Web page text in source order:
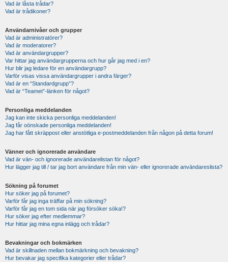
Vad är låsta trådar?
Vad är trådikoner?
Användarnivåer och grupper
Vad är administratörer?
Vad är moderatorer?
Vad är användargrupper?
Var hittar jag användargrupperna och hur går jag med i en?
Hur blir jag ledare för en användargrupp?
Varför visas vissa användargrupper i andra färger?
Vad är en “Standardgrupp”?
Vad är “Teamet”-länken för något?
Personliga meddelanden
Jag kan inte skicka personliga meddelanden!
Jag får oönskade personliga meddelanden!
Jag har fått skräppost eller anstötliga e-postmeddelanden från någon på detta forum!
Vänner och ignorerade användare
Vad är vän- och ignorerade användarelistan för något?
Hur lägger jag till / tar jag bort användare från min vän- eller ignorerade användareslista?
Sökning på forumet
Hur söker jag på forumet?
Varför får jag inga träffar på min sökning?
Varför får jag en tom sida när jag försöker söka!?
Hur söker jag efter medlemmar?
Hur hittar jag mina egna inlägg och trådar?
Bevakningar och bokmärken
Vad är skillnaden mellan bokmärkning och bevakning?
Hur bevakar jag specifika kategorier eller trådar?